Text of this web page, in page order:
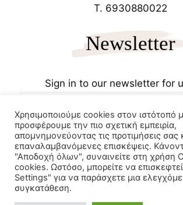
T. 6930880022
Newsletter
Sign in to our newsletter for
Copyrights 2025Wetravel.gr
Χρησιμοποιούμε cookies στον ιστότοπό
προσφέρουμε την πιο σχετική εμπειρία,
απομνημονεύοντας τις προτιμήσεις σας
επαναλαμβανόμενες επισκέψεις.
"Αποδοχή όλων", συναινείτε στη
cookies. Ωστόσο, μπορείτε να
Settings" για να παράσχετε μια
συγκατάθεση.